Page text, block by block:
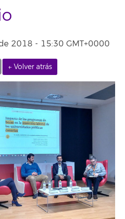
2018 - 15:30 GMT+0000
← Volver atrás
Copy
Link